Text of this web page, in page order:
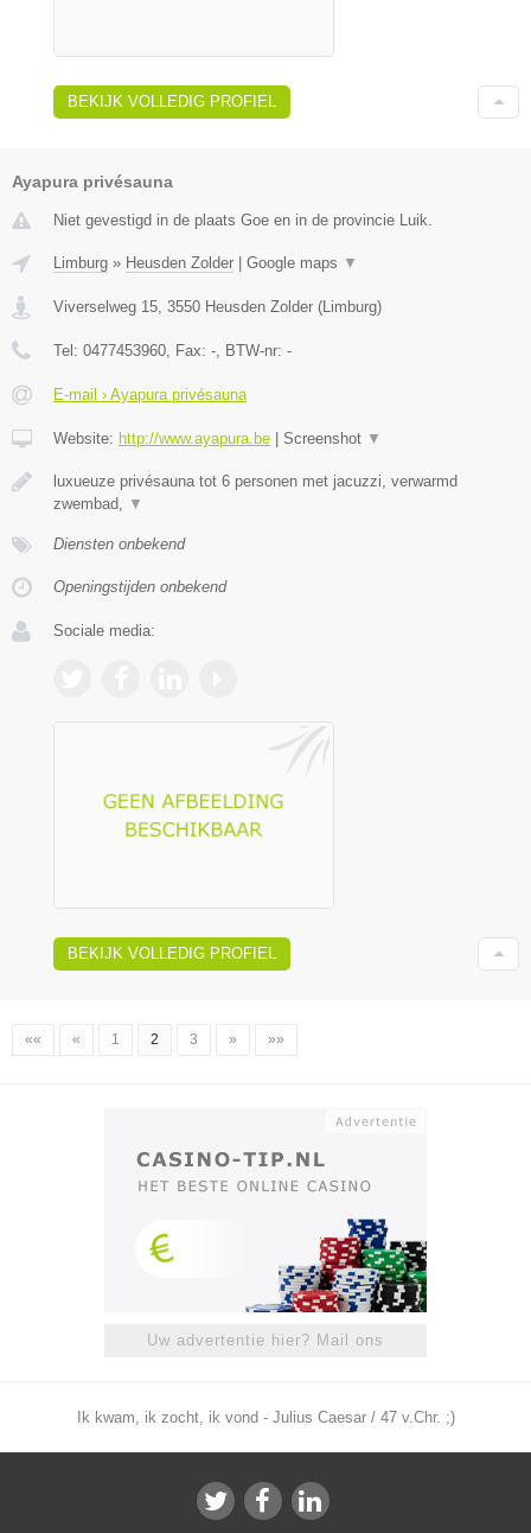
BEKIJK VOLLEDIG PROFIEL
Ayapura privésauna
Niet gevestigd in de plaats Goe en in de provincie Luik.
Limburg » Heusden Zolder | Google maps ▼
Viverselweg 15 3550 Heusden Zolder (Limburg)
Tel: 0477453960 , Fax: - , BTW-nr: -
E-mail › Ayapura privésauna
Website: http://www.ayapura.be | Screenshot ▼
luxueuze privésauna tot 6 personen met jacuzzi, verwarmd
zwembad,
▼
Diensten onbekend
Openingstijden onbekend
Sociale media:
BEKIJK VOLLEDIG PROFIEL
«« « 1 2 3 » »»
Uw advertentie hier? Mail ons
Ik kwam, ik zocht, ik vond - Julius Caesar / 47 v.Chr. ;)